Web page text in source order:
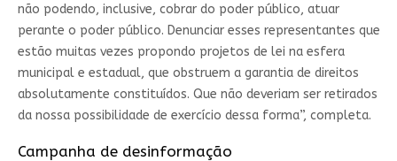
não podendo, inclusive, cobrar do poder público, atuar
perante o poder público. Denunciar esses representantes que
estão muitas vezes propondo projetos de lei na esfera
municipal e estadual, que obstruem a garantia de direitos
absolutamente constituídos. Que não deveriam ser retirados
da nossa possibilidade de exercício dessa forma”, completa.
Campanha de desinformação